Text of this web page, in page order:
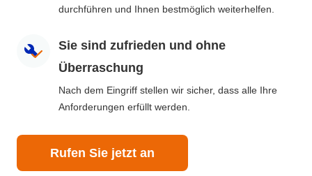
durchführen und Ihnen bestmöglich weiterhelfen.
Sie sind zufrieden und ohne
Überraschung
Nach dem Eingriff stellen wir sicher, dass alle Ihre
Anforderungen erfüllt werden.
Rufen Sie jetzt an